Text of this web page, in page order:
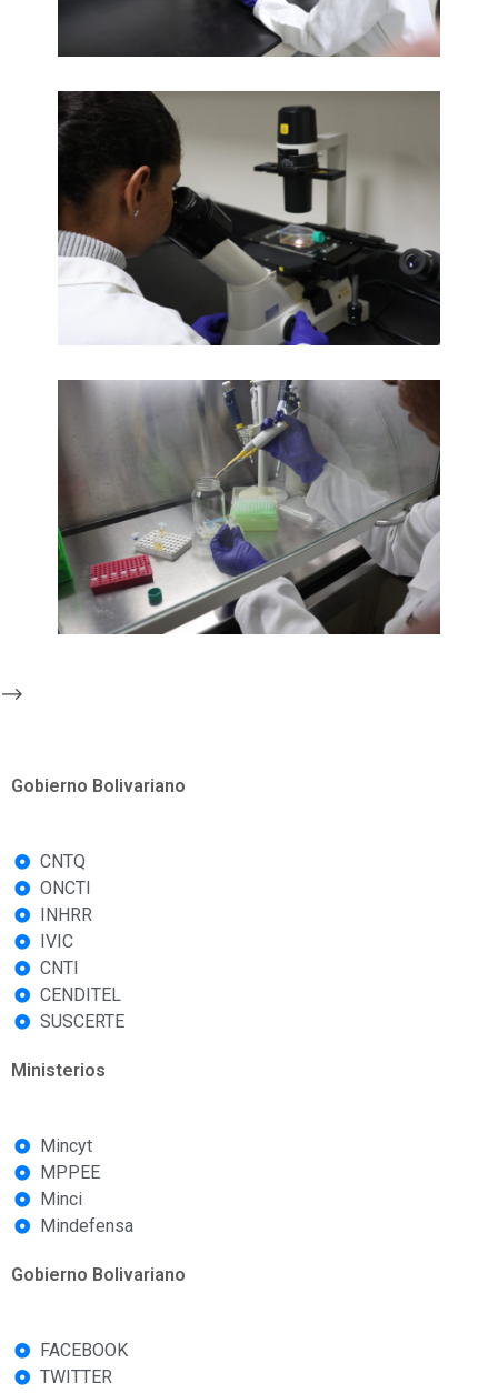
-->
Gobierno Bolivariano
CNTQ
ONCTI
INHRR
IVIC
CNTI
CENDITEL
SUSCERTE
Ministerios
Mincyt
MPPEE
Minci
Mindefensa
Gobierno Bolivariano
FACEBOOK
TWITTER